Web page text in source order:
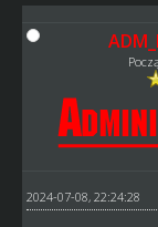
2024-07-08, 22:24:28